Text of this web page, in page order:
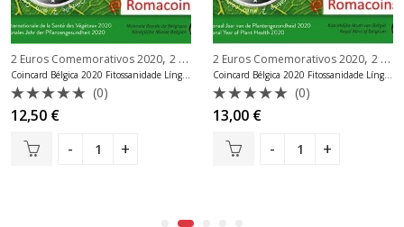
2 Euros Comemorativos 2020, 2 Euros Comemorativos Bélgica
Coincard Bélgica 2020 Fitossanidade Língua aleatória
Avaliação
0
de
(0)
12,50 €
2 Euros Comemorativos 2020, 2 Euros Comemorativos Bélgica
Coincard Bélgica 2020 Fitossanidade Língua neerlandesa
Avaliação
0
de
(0)
13,00 €